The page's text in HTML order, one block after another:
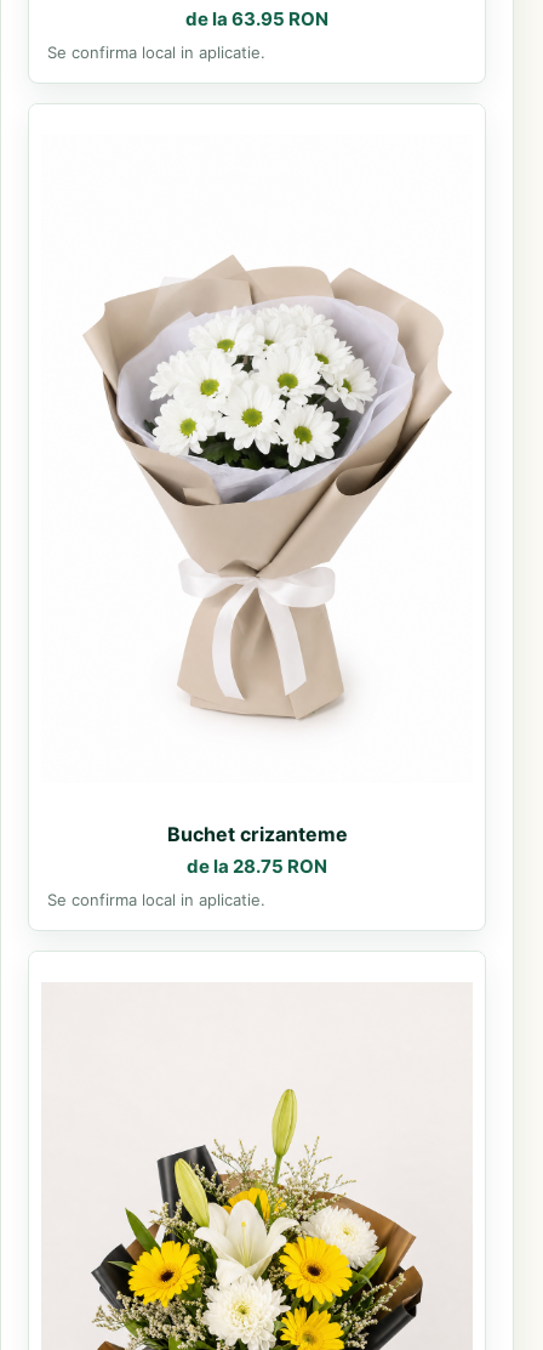
de la 63.95 RON
Se confirma local in aplicatie.
Buchet crizanteme
de la 28.75 RON
Se confirma local in aplicatie.